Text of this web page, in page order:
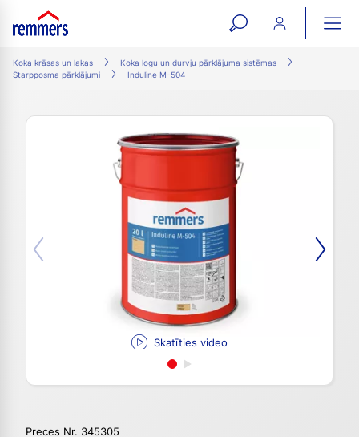
open
search
Koka krāsas un lakas
Koka logu un durvju pārklājuma sistēmas
Starpposma pārklājumi
Induline M-504
Skatīties video
Preces Nr. 345305